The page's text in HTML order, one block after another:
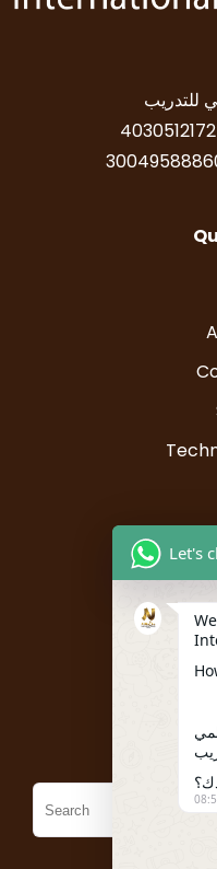
للتدريب
Let's